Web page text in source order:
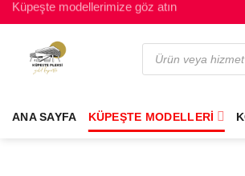
Küpeşte modellerimize göz atın
ANA SAYFA KÜPEŞTE MODELLERI